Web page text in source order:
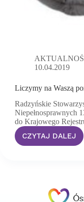
10.04.2019
Liczymy na Waszą
Radzyńskie
Niepełnosprawnych
do Krajowego
CZYTAJ DALEJ
Liczymy
na